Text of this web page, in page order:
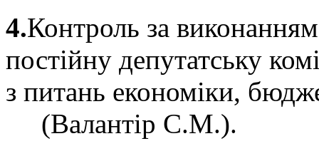
4.Контроль за
постійну депутатську
з питань економіки,
(Валантір С.М.).